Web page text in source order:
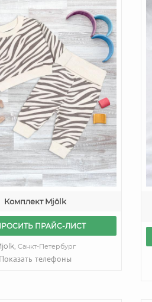
Комплект Mjölk
ПРАЙС-ЛИСТ
Санкт-Петербург
Показать телефоны